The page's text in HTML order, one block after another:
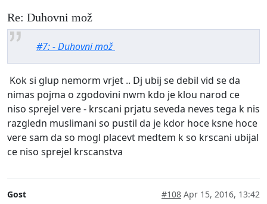
Re: Duhovni mož
#7: - Duhovni mož
Kok si glup nemorm vrjet .. Dj ubij se debil vid se da
nimas pojma o zgodovini nwm kdo je klou narod ce
niso sprejel vere - krscani prjatu seveda neves tega k nis
razgledn muslimani so pustil da je kdor hoce ksne hoce
vere sam da so mogl placevt medtem k so krscani ubijal
ce niso sprejel krscanstva
Gost #108 Apr 15, 2016, 13:42